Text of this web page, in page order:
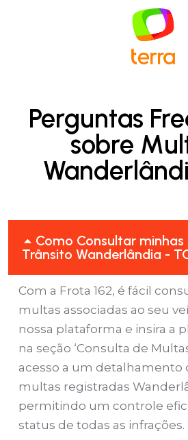
Perguntas
sobre
Como Consultar
Trânsito Wanderlândia -
Com a Frota 162, é fácil
multas associadas ao seu
nossa plataforma e insira a
na seção ‘Consulta de
acesso a um detalhamento
multas registradas
permitindo um controle
status de todas as infrações.